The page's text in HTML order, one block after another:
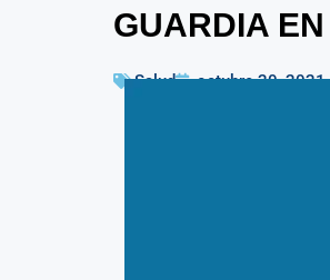
GUARDIA
Salud octubre 20, 2021